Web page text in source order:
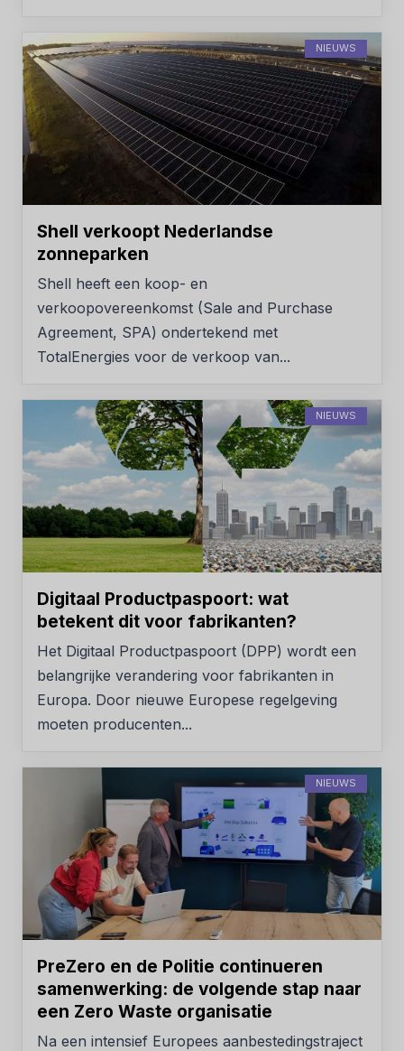
NIEUWS
Shell verkoopt Nederlandse
zonneparken
Shell heeft een koop- en
verkoopovereenkomst (Sale and Purchase
Agreement, SPA) ondertekend met
TotalEnergies voor de verkoop van...
NIEUWS
Digitaal Productpaspoort: wat
betekent dit voor fabrikanten?
Het Digitaal Productpaspoort (DPP) wordt een
belangrijke verandering voor fabrikanten in
Europa. Door nieuwe Europese regelgeving
moeten producenten...
NIEUWS
PreZero en de Politie continueren
samenwerking: de volgende stap naar
een Zero Waste organisatie
Na een intensief Europees aanbestedingstraject